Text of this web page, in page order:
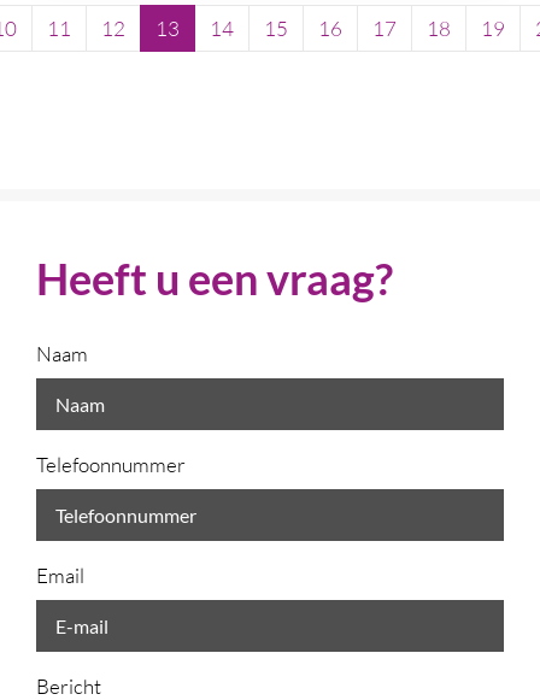
11 12 13 14 15 16 17 18 19
Heeft u een vraag?
Naam
Telefoonnummer
Email
Bericht